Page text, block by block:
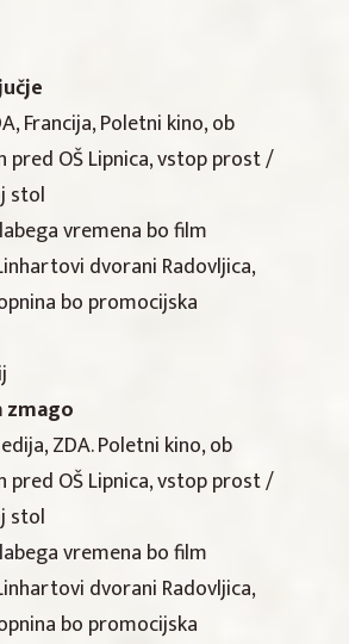
Francija, Poletni kino, ob
pred OŠ Lipnica, vstop prost /
stol
vremena bo film
dvorani Radovljica,
bo promocijska
zmago
ZDA. Poletni kino, ob
pred OŠ Lipnica, vstop prost /
stol
vremena bo film
dvorani Radovljica,
bo promocijska